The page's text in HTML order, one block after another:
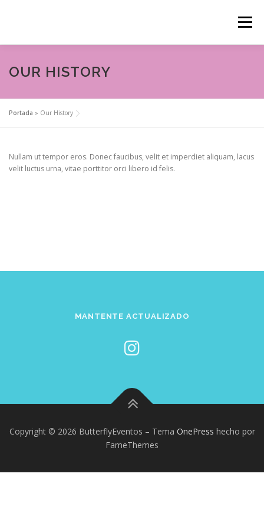
Menú
ANIMACIONES INFANTILES
DECORACIÓN DE RINCONES
OUR HISTORY
Portada » Our History
Nullam ut tempor eros. Donec faucibus, velit et imperdiet aliquam, lacus
velit luctus urna, vitae porttitor orci libero id felis.
MANTENTE ACTUALIZADO
Copyright © 2026 ButterflyEventos – Tema OnePress hecho por
FameThemes